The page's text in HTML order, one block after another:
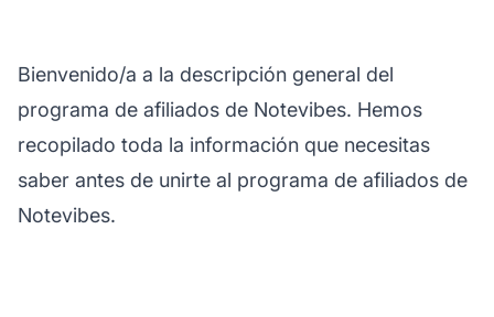
Bienvenido/a a la descripción general del
programa de afiliados de Notevibes. Hemos
recopilado toda la información que necesitas
saber antes de unirte al programa de afiliados de
Notevibes.